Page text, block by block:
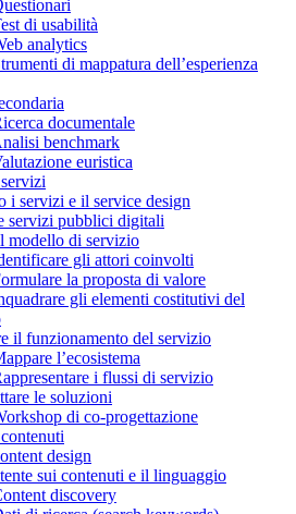
di usabilità
analytics
di mappatura dell’esperienza
documentale
benchmark
euristica
i servizi e il service design
servizi pubblici digitali
modello di servizio
gli attori coinvolti
la proposta di valore
gli elementi costitutivi del
il funzionamento del servizio
l’ecosistema
i flussi di servizio
le soluzioni
di co-progettazione
design
sui contenuti e il linguaggio
discovery